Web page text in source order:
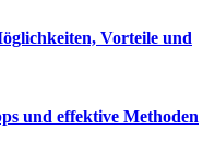
Vorteile und
und effektive Methoden